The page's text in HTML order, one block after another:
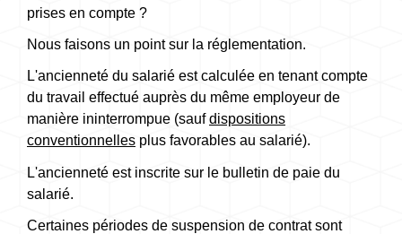
prises en compte ?
Nous faisons un point sur la réglementation.
L'ancienneté du salarié est calculée en tenant compte
du travail effectué auprès du même employeur de
manière ininterrompue (saufdispositions
conventionnelles plus favorables au salarié).
L'ancienneté est inscrite sur le bulletin de paie du
salarié.
Certaines périodes de suspension de contrat sont